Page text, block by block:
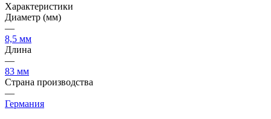
Характеристики
Диаметр (мм)
—
8,5 мм
Длина
—
83 мм
Страна производства
—
Германия